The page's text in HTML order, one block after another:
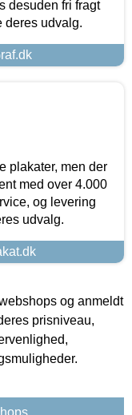
desuden fri fragt
deres udvalg.
plakater, men der
med over 4.000
og levering
udvalg.
og anmeldt
prisniveau,